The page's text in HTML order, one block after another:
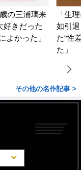
の三浦璃来
好きだった
よかった」
「生
如引
た“性
た」
その他の名作記事 >